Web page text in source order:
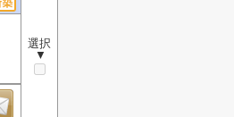
選択
▼